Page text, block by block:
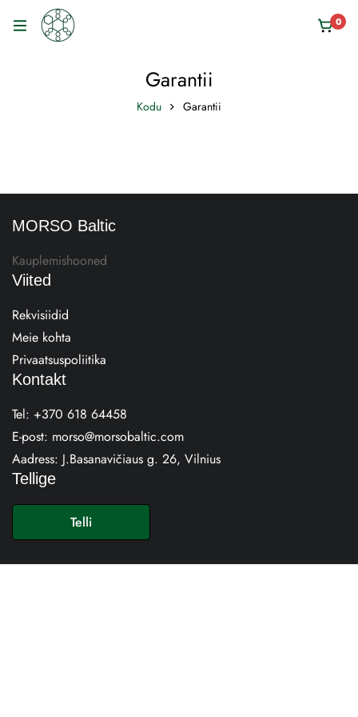
0
Garantii
Kodu Garantii
MORSO Baltic
Kauplemishooned
Viited
Rekvisiidid
Meie kohta
Privaatsuspoliitika
Kontakt
Tel: +370 618 64458
E-post: morso@morsobaltic.com
Aadress: J.Basanavičiaus g. 26, Vilnius
Tellige
Telli